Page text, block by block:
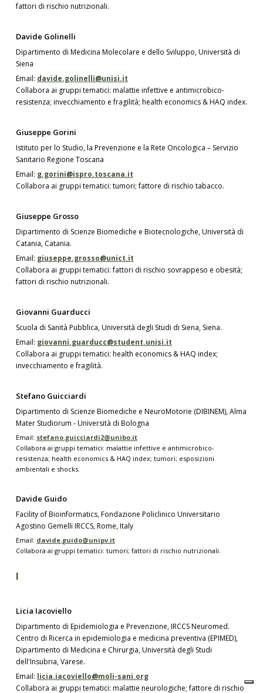
fattori di rischio nutrizionali.
Davide Golinelli
Dipartimento di Medicina Molecolare e dello Sviluppo, Università di
Siena
Email: davide.golinelli@unisi.it
Collabora ai gruppi tematici: malattie infettive e antimicrobico-
resistenza; invecchiamento e fragilità; health economics & HAQ index.
Giuseppe Gorini
Istituto per lo Studio, la Prevenzione e la Rete Oncologica – Servizio
Sanitario Regione Toscana
Email: g.gorini@ispro.toscana.it
Collabora ai gruppi tematici: tumori; fattore di rischio tabacco.
Giuseppe Grosso
Dipartimento di Scienze Biomediche e Biotecnologiche, Università di
Catania, Catania.
Email: giuseppe.grosso@unict.it
Collabora ai gruppi tematici: fattori di rischio sovrappeso e obesità;
fattori di rischio nutrizionali.
Giovanni Guarducci
Scuola di Sanità Pubblica, Università degli Studi di Siena, Siena.
Email: giovanni.guarducc@student.unisi.it
Collabora ai gruppi tematici: health economics & HAQ index;
invecchiamento e fragilità.
Stefano Guicciardi
Dipartimento di Scienze Biomediche e NeuroMotorie (DIBINEM), Alma
Mater Studiorum - Università di Bologna
Email: stefano.guicciardi2@unibo.it
Collabora ai gruppi tematici: malattie infettive e antimicrobico-
resistenza; health economics & HAQ index; tumori; esposizioni
ambientali e shocks.
Davide Guido
Facility of Bioinformatics, Fondazione Policlinico Universitario
Agostino Gemelli IRCCS, Rome, Italy
Email: davide.guido@unipv.it
Collabora ai gruppi tematici: tumori; fattori di rischio nutrizionali.
I
Licia Iacoviello
Dipartimento di Epidemiologia e Prevenzione, IRCCS Neuromed.
Centro di Ricerca in epidemiologia e medicina preventiva (EPIMED),
Dipartimento di Medicina e Chirurgia, Università degli Studi
dell'Insubria, Varese.
Email: licia.iacoviello@moli-sani.org
Collabora ai gruppi tematici: malattie neurologiche; fattore di rischio